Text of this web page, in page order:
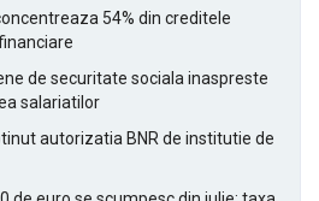
54% din creditele
de securitate sociala inaspreste
salariatilor
autorizatia BNR de institutie de